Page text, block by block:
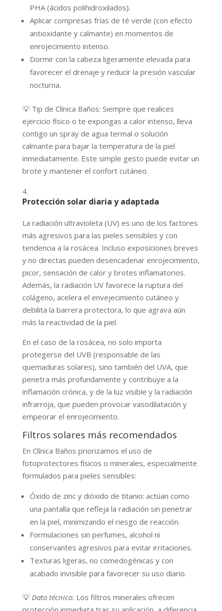
PHA (ácidos polihidroxilados).
Aplicar compresas frías de té verde (con efecto
antioxidante y calmante) en momentos de
enrojecimiento intenso.
Dormir con la cabeza ligeramente elevada para
favorecer el drenaje y reducir la presión vascular
nocturna.
💡 Tip de Clínica Baños: Siempre que realices
ejercicio físico o te expongas a calor intenso, lleva
contigo un spray de agua termal o solución
calmante para bajar la temperatura de la piel
inmediatamente. Este simple gesto puede evitar un
brote y mantener el confort cutáneo.
Protección solar diaria y adaptada
La radiación ultravioleta (UV) es uno de los factores
más agresivos para las pieles sensibles y con
tendencia a la rosácea. Incluso exposiciones breves
y no directas pueden desencadenar enrojecimiento,
picor, sensación de calor y brotes inflamatorios.
Además, la radiación UV favorece la ruptura del
colágeno, acelera el envejecimiento cutáneo y
debilita la barrera protectora, lo que agrava aún
más la reactividad de la piel.
En el caso de la rosácea, no solo importa
protegerse del UVB (responsable de las
quemaduras solares), sino también del UVA, que
penetra más profundamente y contribuye a la
inflamación crónica, y de la luz visible y la radiación
infrarroja, que pueden provocar vasodilatación y
empeorar el enrojecimiento.
Filtros solares más recomendados
En Clínica Baños priorizamos el uso de
fotoprotectores físicos o minerales, especialmente
formulados para pieles sensibles:
Óxido de zinc y dióxido de titanio: actúan como
una pantalla que refleja la radiación sin penetrar
en la piel, minimizando el riesgo de reacción.
Formulaciones sin perfumes, alcohol ni
conservantes agresivos para evitar irritaciones.
Texturas ligeras, no comedogénicas y con
acabado invisible para favorecer su uso diario.
💡 Dato técnico:Los filtros minerales ofrecen